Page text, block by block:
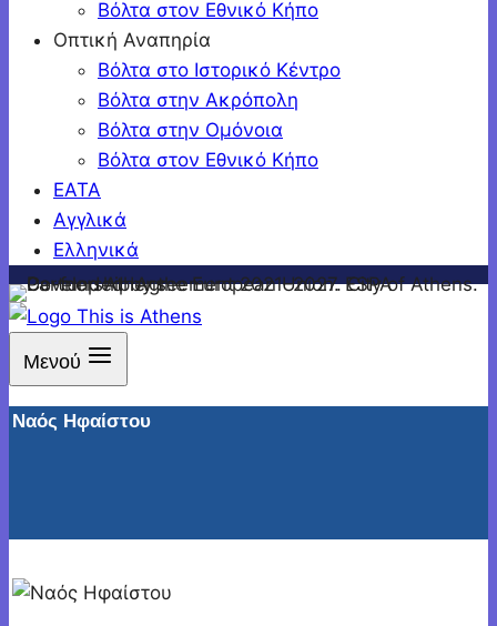
Βόλτα στον Εθνικό Κήπο
Οπτική Αναπηρία
Βόλτα στο Ιστορικό Κέντρο
Βόλτα στην Ακρόπολη
Βόλτα στην Ομόνοια
Βόλτα στον Εθνικό Κήπο
ΕΑΤΑ
Αγγλικά
Ελληνικά
Μενού
Ναός Ηφαίστου